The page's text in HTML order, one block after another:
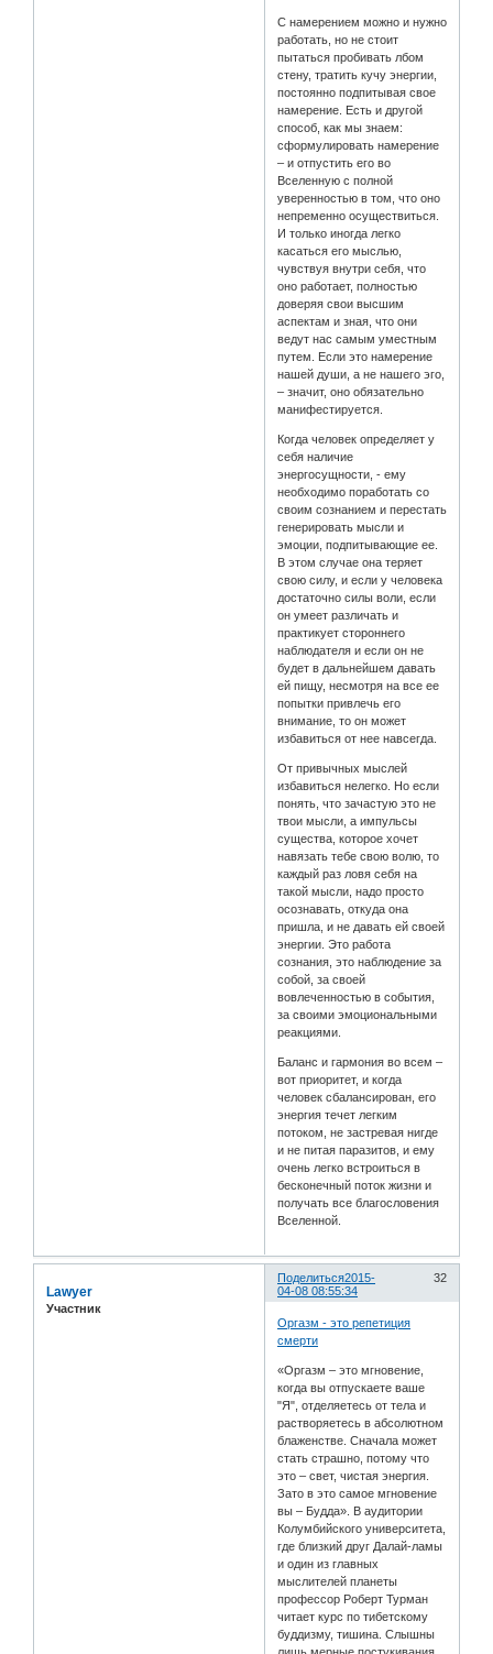
С намерением можно и нужно
работать, но не стоит
пытаться пробивать лбом
стену, тратить кучу энергии,
постоянно подпитывая свое
намерение. Есть и другой
способ, как мы знаем:
сформулировать намерение
– и отпустить его во
Вселенную с полной
уверенностью в том, что оно
непременно осуществиться.
И только иногда легко
касаться его мыслью,
чувствуя внутри себя, что
оно работает, полностью
доверяя свои высшим
аспектам и зная, что они
ведут нас самым уместным
путем. Если это намерение
нашей души, а не нашего эго,
– значит, оно обязательно
манифестируется.
Когда человек определяет у
себя наличие
энергосущности, - ему
необходимо поработать со
своим сознанием и перестать
генерировать мысли и
эмоции, подпитывающие ее.
В этом случае она теряет
свою силу, и если у человека
достаточно силы воли, если
он умеет различать и
практикует стороннего
наблюдателя и если он не
будет в дальнейшем давать
ей пищу, несмотря на все ее
попытки привлечь его
внимание, то он может
избавиться от нее навсегда.
От привычных мыслей
избавиться нелегко. Но если
понять, что зачастую это не
твои мысли, а импульсы
существа, которое хочет
навязать тебе свою волю, то
каждый раз ловя себя на
такой мысли, надо просто
осознавать, откуда она
пришла, и не давать ей своей
энергии. Это работа
сознания, это наблюдение за
собой, за своей
вовлеченностью в события,
за своими эмоциональными
реакциями.
Баланс и гармония во всем –
вот приоритет, и когда
человек сбалансирован, его
энергия течет легким
потоком, не застревая нигде
и не питая паразитов, и ему
очень легко встроиться в
бесконечный поток жизни и
получать все благословения
Вселенной.
Поделиться 32
2015-
04-08 08:55:34
Lawyer
Участник
Оргазм - это репетиция
смерти
«Оргазм – это мгновение,
когда вы отпускаете ваше
"Я", отделяетесь от тела и
растворяетесь в абсолютном
блаженстве. Сначала может
стать страшно, потому что
это – свет, чистая энергия.
Зато в это самое мгновение
вы – Будда». В аудитории
Колумбийского университета,
где близкий друг Далай-ламы
и один из главных
мыслителей планеты
профессор Роберт Турман
читает курс по тибетскому
буддизму, тишина. Слышны